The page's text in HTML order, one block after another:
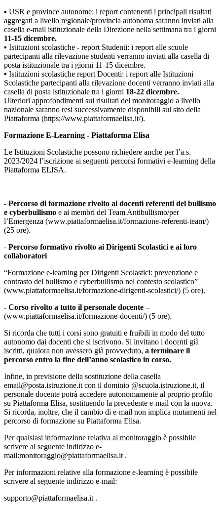
▪ USR e province autonome: i report contenenti i principali risultati
aggregati a livello regionale/provincia autonoma saranno inviati alla
casella e-mail istituzionale della Direzione nella settimana tra i giorni
11-15 dicembre.
▪ Istituzioni scolastiche - report Studenti: i report alle scuole
partecipanti alla rilevazione studenti verranno inviati alla casella di
posta istituzionale tra i giorni 11-15 dicembre.
▪ Istituzioni scolastiche report Docenti: i report alle Istituzioni
Scolastiche partecipanti alla rilevazione docenti verranno inviati alla
casella di posta istituzionale tra i giorni 18-22 dicembre.
Ulteriori approfondimenti sui risultati del monitoraggio a livello
nazionale saranno resi successivamente disponibili sul sito della
Piattaforma (https://www.piattaformaelisa.it/).
Formazione E-Learning - Piattaforma Elisa
Le Istituzioni Scolastiche possono richiedere anche per l’a.s.
2023/2024 l’iscrizione ai seguenti percorsi formativi e-learning della
Piattaforma ELISA.
- Percorso di formazione rivolto ai docenti referenti del bullismo
e cyberbullismo e ai membri del Team Antibullismo/per
l’Emergenza (www.piattaformaelisa.it/formazione-referenti-team/)
(25 ore).
- Percorso formativo rivolto ai Dirigenti Scolastici e ai loro
collaboratori
“Formazione e-learning per Dirigenti Scolastici: prevenzione e
contrasto del bullismo e cyberbullismo nel contesto scolastico”
(www.piattaformaelisa.it/formazione-dirigenti-scolastici/) (5 ore).
- Corso rivolto a tutto il personale docente –
(www.piattaformaelisa.it/formazione-docenti/) (5 ore).
Si ricorda che tutti i corsi sono gratuiti e fruibili in modo del tutto
autonomo dai docenti che si iscrivono. Si invitano i docenti già
iscritti, qualora non avessero già provveduto, a terminare il
percorso entro la fine dell’anno scolastico in corso.
Infine, in previsione della sostituzione della casella
email@posta.istruzione.it con il dominio @scuola.istruzione.it, il
personale docente potrà accedere autonomamente al proprio profilo
su Piattaforma Elisa, sostituendo la precedente e-mail con la nuova.
Si ricorda, inoltre, che il cambio di e-mail non implica mutamenti nel
percorso di formazione su Piattaforma Elisa.
Per qualsiasi informazione relativa al monitoraggio è possibile
scrivere al seguente indirizzo e-
mail:monitoraggio@piattaformaelisa.it .
Per informazioni relative alla formazione e-learning è possibile
scrivere al seguente indirizzo e-mail:
supporto@piattaformaelisa.it .